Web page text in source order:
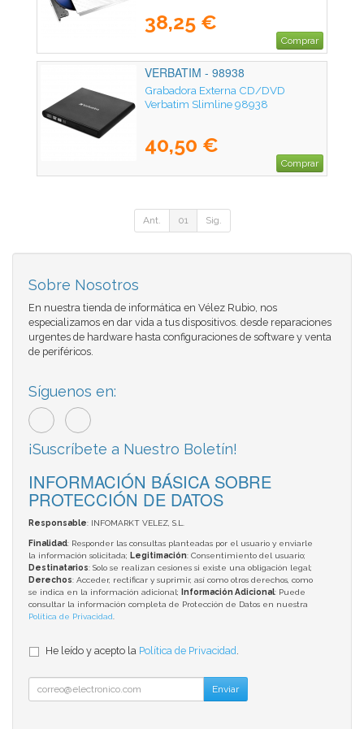
38,25 €
Comprar
VERBATIM - 98938
Grabadora Externa CD/DVD
Verbatim Slimline 98938
40,50 €
Comprar
Ant. 01 Sig.
Sobre Nosotros
En nuestra tienda de informática en Vélez Rubio, nos
especializamos en dar vida a tus dispositivos. desde reparaciones
urgentes de hardware hasta configuraciones de software y venta
de periféricos.
Síguenos en:
¡Suscríbete a Nuestro Boletín!
INFORMACIÓN BÁSICA SOBRE
PROTECCIÓN DE DATOS
Responsable: INFOMARKT VELEZ, S.L.
Finalidad: Responder las consultas planteadas por el usuario y enviarle
la información solicitada; Legitimación: Consentimiento del usuario;
Destinatarios: Solo se realizan cesiones si existe una obligación legal;
Derechos: Acceder, rectificar y suprimir, así como otros derechos, como
se indica en la información adicional;
Información Adicional: Puede
consultar la información completa de Protección de Datos en nuestra
Política de Privacidad.
He leído y acepto la Política de Privacidad.
Enviar